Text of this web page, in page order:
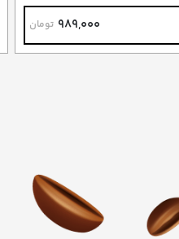
989,000 تومان